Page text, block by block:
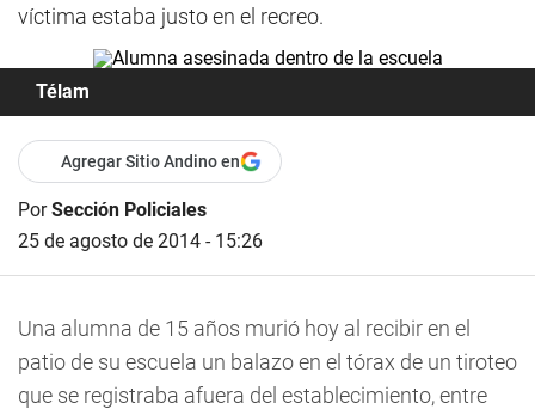
víctima estaba justo en el recreo.
Télam
Agregar Sitio Andino en
PorSección Policiales
25 de agosto de 2014 - 15:26
Una alumna de 15 años murió hoy al recibir en el
patio de su escuela un balazo en el tórax de un tiroteo
que se registraba afuera del establecimiento, entre